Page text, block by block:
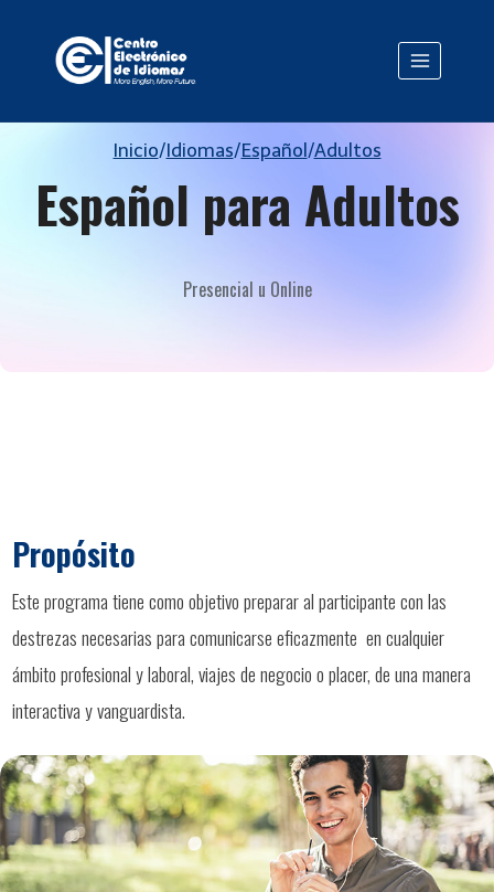
contenido
Inicio/Idiomas/Español /Adultos
Español para Adultos
Presencial u Online
Propósito
Este programa tiene como objetivo preparar al participante con las
destrezas necesarias para comunicarse eficazmente en cualquier
ámbito profesional y laboral, viajes de negocio o placer, de una manera
interactiva y vanguardista.